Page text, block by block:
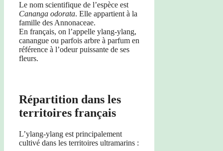
Le nom scientifique de l’espèce est
Cananga odorata. Elle appartient à la
famille des Annonaceae.
En français, on l’appelle ylang-ylang,
canangue ou parfois arbre à parfum en
référence à l’odeur puissante de ses
fleurs.
Répartition dans les
territoires français
L’ylang-ylang est principalement
cultivé dans les territoires ultramarins :